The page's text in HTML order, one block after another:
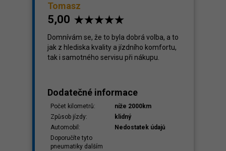
Tomasz
5,00
Domnívám se, že to byla dobrá volba, a to
jak z hlediska kvality a jízdního komfortu,
tak i samotného servisu při nákupu.
Dodatečné informace
Počet kilometrů:
níže 2000km
Způsob jízdy:
klidný
Automobil:
Nedostatek údajů
Doporučíte tyto
pneumatiky dalším